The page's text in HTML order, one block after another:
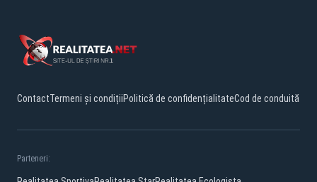
ContactTermeni și condițiiPolitică de confidențialitateCod de conduită
Parteneri: